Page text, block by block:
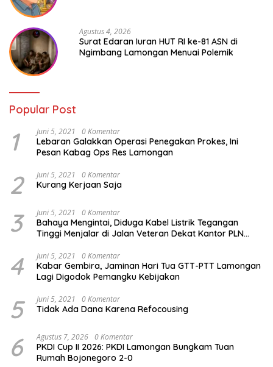
Agustus 4, 2026
Surat Edaran Iuran HUT RI ke-81 ASN di
Ngimbang Lamongan Menuai Polemik
Popular Post
1 Juni 5, 2021 0 Komentar
Lebaran Galakkan Operasi Penegakan Prokes, Ini
Pesan Kabag Ops Res Lamongan
2 Juni 5, 2021 0 Komentar
Kurang Kerjaan Saja
3 Juni 5, 2021 0 Komentar
Bahaya Mengintai, Diduga Kabel Listrik Tegangan
Tinggi Menjalar di Jalan Veteran Dekat Kantor PLN
4 Juni 5, 2021 0 Komentar
Kabar Gembira, Jaminan Hari Tua GTT-PTT Lamongan
Lagi Digodok Pemangku Kebijakan
5 Juni 5, 2021 0 Komentar
Tidak Ada Dana Karena Refocousing
6 Agustus 7, 2026 0 Komentar
PKDI Cup II 2026: PKDI Lamongan Bungkam Tuan
Rumah Bojonegoro 2-0